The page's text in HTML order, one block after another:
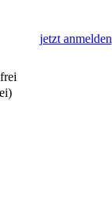
jetzt anmelden